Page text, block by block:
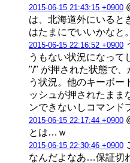
2015-06-15 21:43:15 +0900
は、北海道外にいると
はたまにでいいかなと。
2015-06-15 22:16:52 +0900
うもない状況になって
"/" が押された状態で
う状況。他のキーボー
ッシュが押されたまま
ンできないしコマンド
2015-06-15 22:17:44 +0900
とは…ｗ
2015-06-15 22:30:46 +0900
なんだよなあ…保証切